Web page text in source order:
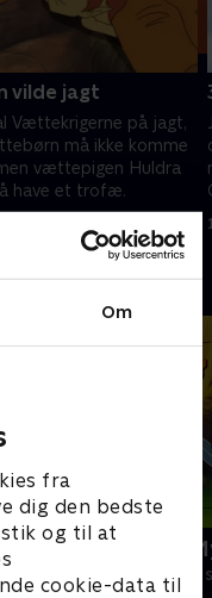
Om
fra
dig den bedste
og til at
cookie-data til
vilde jagt
Vættekrigerne på jagt,
må ikke komme
vættepigen Huldra
have et trofæ.
Magnus &
Børneserier •